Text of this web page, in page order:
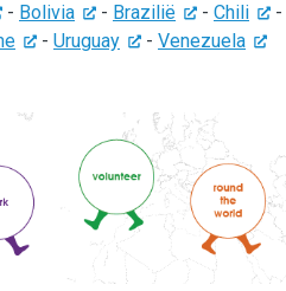
- Bolivia - Brazilië - Chili -
- Uruguay - Venezuela